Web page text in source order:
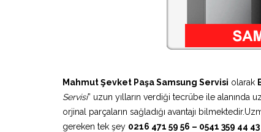
Mahmut Şevket Paşa Samsung Servisi olarak
Servisi” uzun yılların verdiği tecrübe ile alanında
orjinal parçaların sağladığı avantajı
gereken tek şey 0216 471 59 56 – 0541 359 44 43